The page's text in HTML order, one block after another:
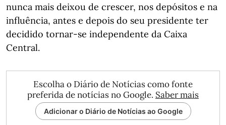
nunca mais deixou de crescer, nos depósitos e na
influência, antes e depois do seu presidente ter
decidido tornar-se independente da Caixa
Central.
Escolha o Diário de Notícias como fonte
preferida de notícias no Google. Saber mais
Adicionar o Diário de Notícias ao Google